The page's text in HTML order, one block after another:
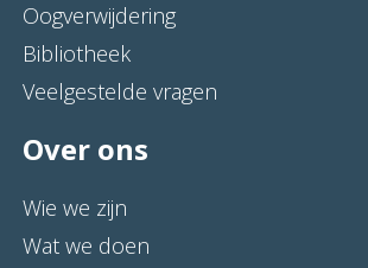
Oogverwijdering
Bibliotheek
Veelgestelde vragen
Over ons
Wie we zijn
Wat we doen